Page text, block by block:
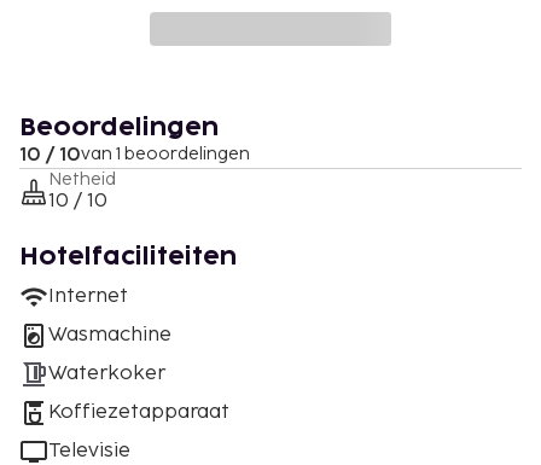
Beoordelingen
10 / 10van 1 beoordelingen
Netheid
10 / 10
Hotelfaciliteiten
Internet
Wasmachine
Waterkoker
Koffiezetapparaat
Televisie